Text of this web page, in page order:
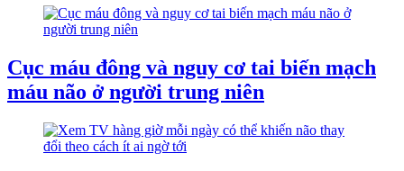
Cục máu đông và nguy cơ tai biến mạch
máu não ở người trung niên